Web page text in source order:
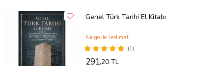
Genel Türk Tarihi El Kitabı
(1)
Kargo ile Teslimat
291,20 TL